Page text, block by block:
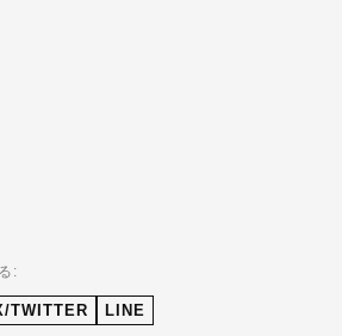
:
TWITTER LINE